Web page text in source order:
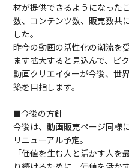
材が提供できるようになった
数、コンテンツ数、販売数共
した。
昨今の動画の活性化の潮流を
ます拡大すると見込んで、ピ
動画クリエイターが今後、世
築を目指します。
■今後の方針
今後は、動画販売ページ同様
リニューアル予定。
「価値を生む人と活かす人